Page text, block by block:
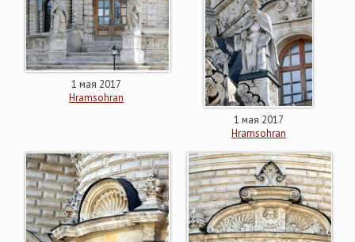
1 мая 2017
Hramsohran
1 мая 2017
Hramsohran